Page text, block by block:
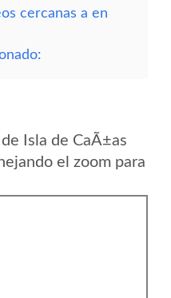
cercanas a en
Isla de CaÃ±as
el zoom para